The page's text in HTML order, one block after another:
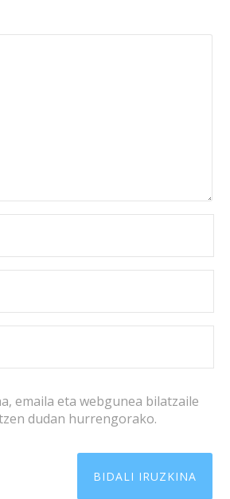
emaila eta webgunea bilatzaile
dudan hurrengorako.